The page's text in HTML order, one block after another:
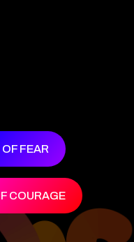
FEAR
COURAGE